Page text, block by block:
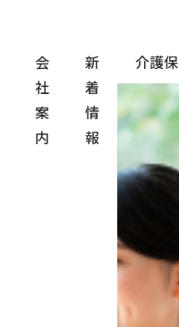
会
社
案
内
新
着
情
報
介護